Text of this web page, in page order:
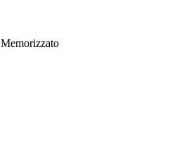
Memorizzato